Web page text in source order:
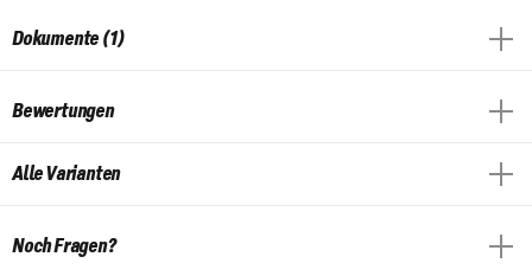
Dokumente (1)
Bewertungen
Alle Varianten
Noch Fragen?